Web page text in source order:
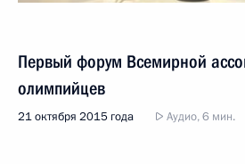
Первый форум Всемирной
олимпийцев
21 октября 2015 года Аудио, 6 мин.